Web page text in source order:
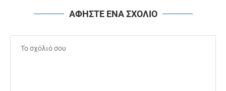
ΑΦΗΣΤΕ ΕΝΑ ΣΧΟΛΙΟ